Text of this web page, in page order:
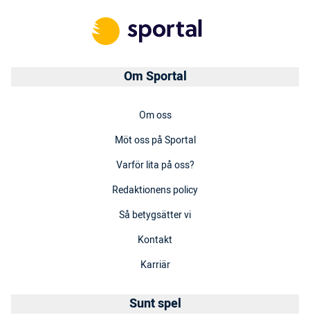
Om Sportal
Om oss
Möt oss på Sportal
Varför lita på oss?
Redaktionens policy
Så betygsätter vi
Kontakt
Karriär
Sunt spel